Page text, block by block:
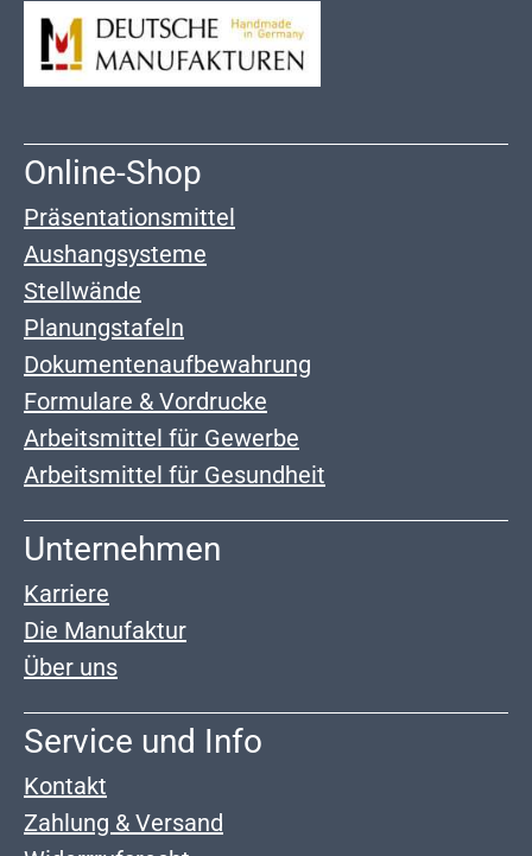
Online-Shop
Präsentationsmittel
Aushangsysteme
Stellwände
Planungstafeln
Dokumentenaufbewahrung
Formulare & Vordrucke
Arbeitsmittel für Gewerbe
Arbeitsmittel für Gesundheit
Unternehmen
Karriere
Die Manufaktur
Über uns
Service und Info
Kontakt
Zahlung & Versand